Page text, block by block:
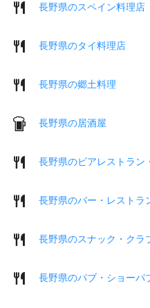
長野県のスペイン料理店
長野県のタイ料理店
長野県の郷土料理
長野県の居酒屋
長野県のビアレストラン
長野県のバー・レストラ
長野県のスナック・クラ
長野県のパブ・ショーパ